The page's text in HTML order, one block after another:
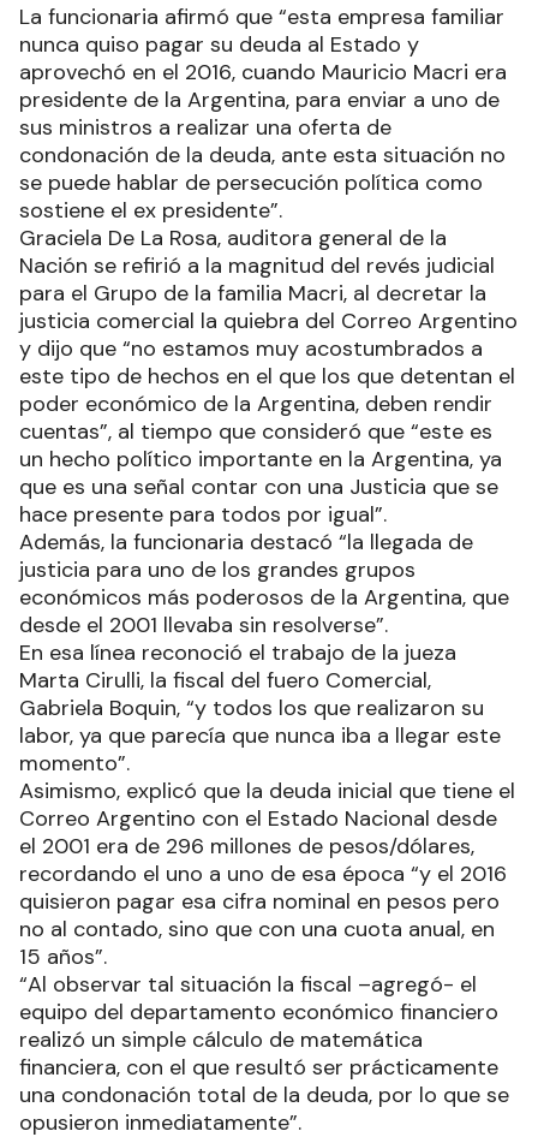
La funcionaria afirmó que “esta empresa familiar
nunca quiso pagar su deuda al Estado y
aprovechó en el 2016, cuando Mauricio Macri era
presidente de la Argentina, para enviar a uno de
sus ministros a realizar una oferta de
condonación de la deuda, ante esta situación no
se puede hablar de persecución política como
sostiene el ex presidente”.
Graciela De La Rosa, auditora general de la
Nación se refirió a la magnitud del revés judicial
para el Grupo de la familia Macri, al decretar la
justicia comercial la quiebra del Correo Argentino
y dijo que “no estamos muy acostumbrados a
este tipo de hechos en el que los que detentan el
poder económico de la Argentina, deben rendir
cuentas”, al tiempo que consideró que “este es
un hecho político importante en la Argentina, ya
que es una señal contar con una Justicia que se
hace presente para todos por igual”.
Además, la funcionaria destacó “la llegada de
justicia para uno de los grandes grupos
económicos más poderosos de la Argentina, que
desde el 2001 llevaba sin resolverse”.
En esa línea reconoció el trabajo de la jueza
Marta Cirulli, la fiscal del fuero Comercial,
Gabriela Boquin, “y todos los que realizaron su
labor, ya que parecía que nunca iba a llegar este
momento”.
Asimismo, explicó que la deuda inicial que tiene el
Correo Argentino con el Estado Nacional desde
el 2001 era de 296 millones de pesos/dólares,
recordando el uno a uno de esa época “y el 2016
quisieron pagar esa cifra nominal en pesos pero
no al contado, sino que con una cuota anual, en
15 años”.
“Al observar tal situación la fiscal –agregó- el
equipo del departamento económico financiero
realizó un simple cálculo de matemática
financiera, con el que resultó ser prácticamente
una condonación total de la deuda, por lo que se
opusieron inmediatamente”.